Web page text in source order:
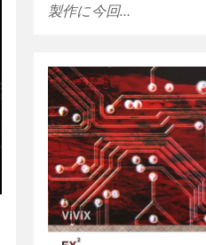
製作に今回…